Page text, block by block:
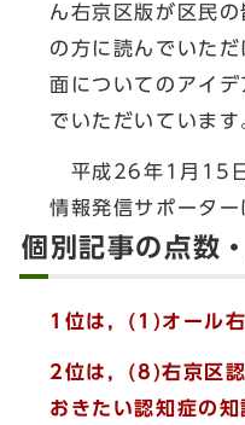
ん右京区版が区民
の方に読んでいた
面についてのアイ
でいただいています
平成26年1月15日
情報発信サポーター
個別記事の点数
1位は，(1)オール
2位は，(8)右京区
おきたい認知症の知